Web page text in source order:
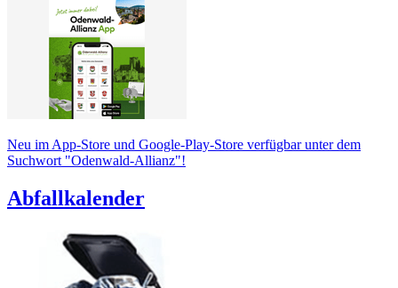
Neu im App-Store und Google-Play-Store verfügbar unter dem
Suchwort "Odenwald-Allianz"!
Abfallkalender